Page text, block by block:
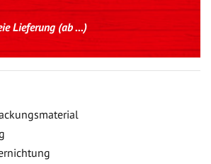
Lieferung (ab ...)